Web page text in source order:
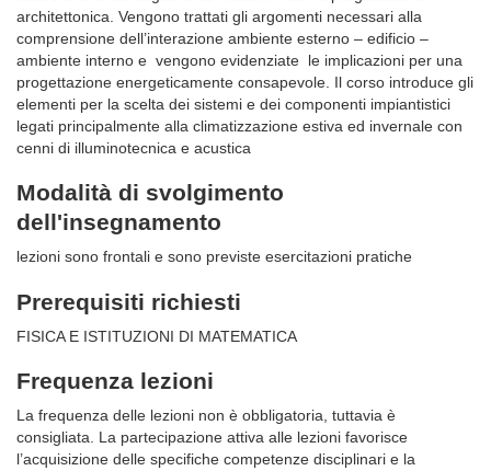
architettonica. Vengono trattati gli argomenti necessari alla
comprensione dell’interazione ambiente esterno – edificio –
ambiente interno e vengono evidenziate le implicazioni per una
progettazione energeticamente consapevole. Il corso introduce gli
elementi per la scelta dei sistemi e dei componenti impiantistici
legati principalmente alla climatizzazione estiva ed invernale con
cenni di illuminotecnica e acustica
Modalità di svolgimento
dell'insegnamento
lezioni sono frontali e sono previste esercitazioni pratiche
Prerequisiti richiesti
FISICA E ISTITUZIONI DI MATEMATICA
Frequenza lezioni
La frequenza delle lezioni non è obbligatoria, tuttavia è
consigliata. La partecipazione attiva alle lezioni favorisce
l’acquisizione delle specifiche competenze disciplinari e la